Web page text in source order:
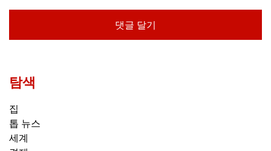
탐색
집
톱 뉴스
세계